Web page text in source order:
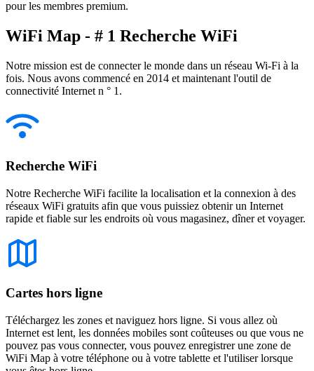
pour les membres premium.
WiFi Map - # 1 Recherche WiFi
Notre mission est de connecter le monde dans un réseau Wi-Fi à la
fois. Nous avons commencé en 2014 et maintenant l'outil de
connectivité Internet n ° 1.
Recherche WiFi
Notre Recherche WiFi facilite la localisation et la connexion à des
réseaux WiFi gratuits afin que vous puissiez obtenir un Internet
rapide et fiable sur les endroits où vous magasinez, dîner et voyager.
Cartes hors ligne
Téléchargez les zones et naviguez hors ligne. Si vous allez où
Internet est lent, les données mobiles sont coûteuses ou que vous ne
pouvez pas vous connecter, vous pouvez enregistrer une zone de
WiFi Map à votre téléphone ou à votre tablette et l'utiliser lorsque